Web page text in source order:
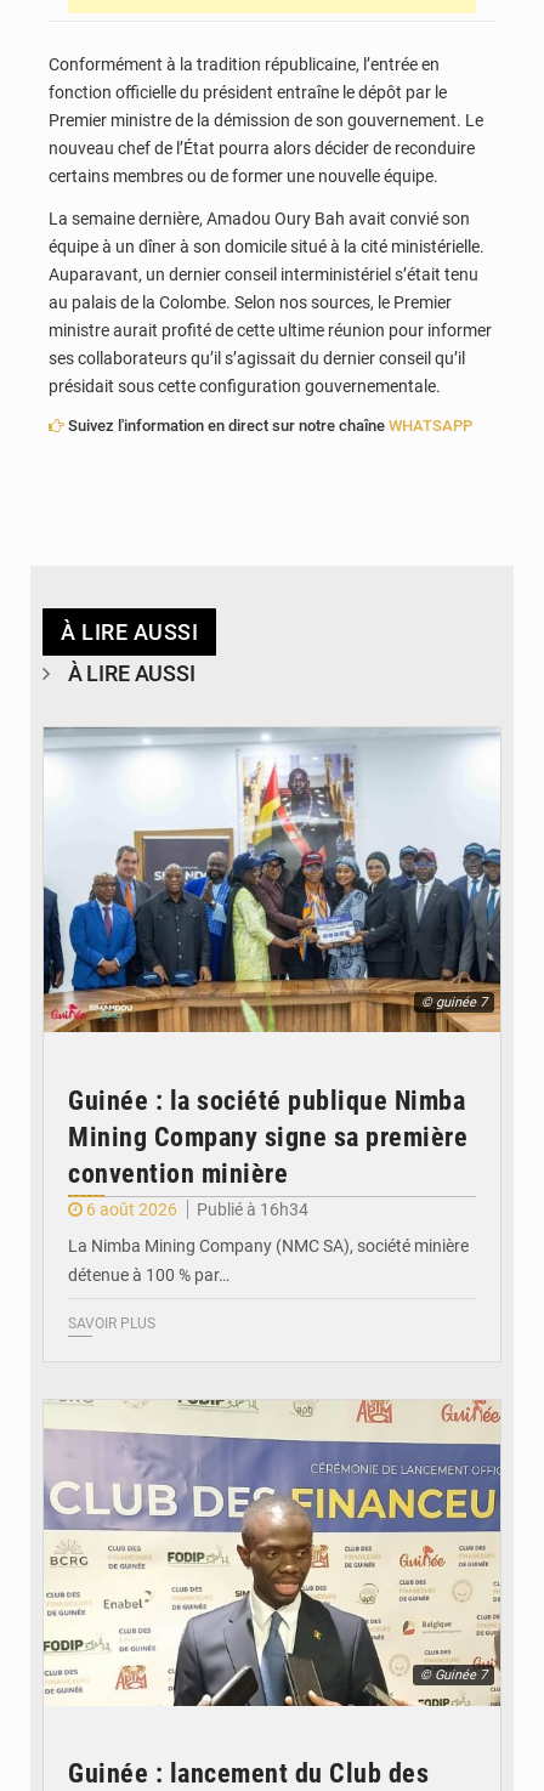
Conformément à la tradition républicaine, l’entrée en
fonction officielle du président entraîne le dépôt par le
Premier ministre de la démission de son gouvernement. Le
nouveau chef de l’État pourra alors décider de reconduire
certains membres ou de former une nouvelle équipe.
La semaine dernière, Amadou Oury Bah avait convié son
équipe à un dîner à son domicile situé à la cité ministérielle.
Auparavant, un dernier conseil interministériel s’était tenu
au palais de la Colombe. Selon nos sources, le Premier
ministre aurait profité de cette ultime réunion pour informer
ses collaborateurs qu’il s’agissait du dernier conseil qu’il
présidait sous cette configuration gouvernementale.
Suivez l'information en direct sur notre chaîne WHATSAPP
À LIRE AUSSI
À LIRE AUSSI
© guinée 7
Guinée : la société publique Nimba
Mining Company signe sa première
convention minière
6 août 2026
Publié à 16h34
La Nimba Mining Company (NMC SA), société minière
détenue à 100 % par…
SAVOIR PLUS
© Guinée 7
Guinée : lancement du Club des